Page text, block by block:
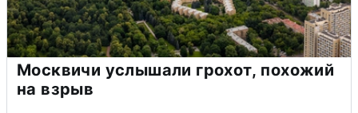
Москвичи услышали грохот, похожий
на взрыв